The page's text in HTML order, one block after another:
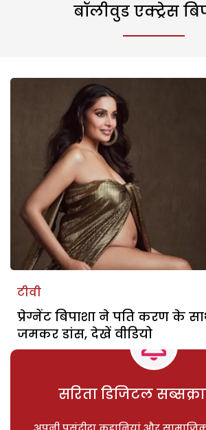
बॉलीवुड एक्ट्रेस
टीवी
प्रेग्नेंट बिपाशा ने पति करण के
जमकर डांस, देखें वीडियो
सरिता डिजिटल